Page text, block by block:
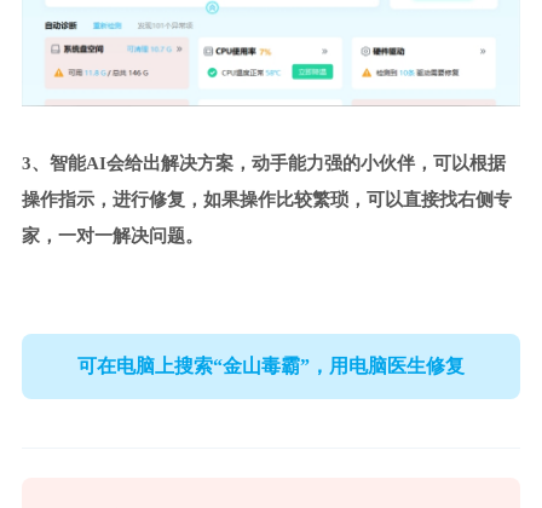
3、智能AI会给出解决方案，动手能力强的小伙伴，可以根据
操作指示，进行修复，如果操作比较繁琐，可以直接找右侧专
家，一对一解决问题。
可在电脑上搜索“金山毒霸”，用电脑医生修复